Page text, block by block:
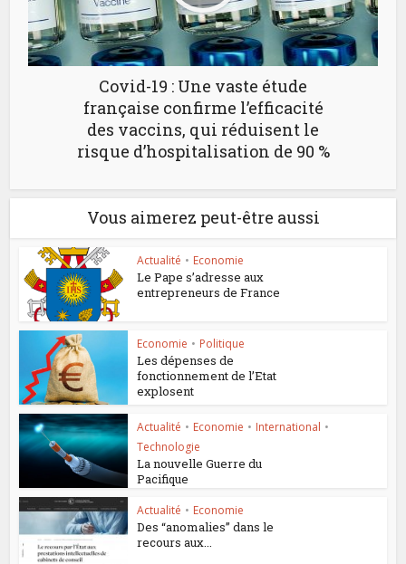
Covid-19 : Une vaste étude
française confirme l’efficacité
des vaccins, qui réduisent le
risque d’hospitalisation de 90 %
Vous aimerez peut-être aussi
Actualité • Economie
Le Pape s’adresse aux
entrepreneurs de France
Economie • Politique
Les dépenses de
fonctionnement de l’Etat
explosent
Actualité • Economie • International •
Technologie
La nouvelle Guerre du
Pacifique
Actualité • Economie
Des “anomalies” dans le
recours aux...